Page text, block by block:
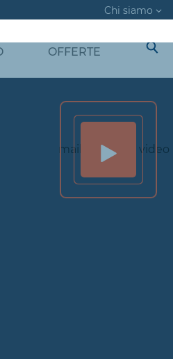
Chi siamo
OFFERTE